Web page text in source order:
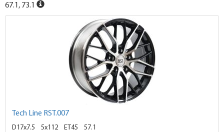
67.1, 73.1
Tech Line RST.007
D17x7.5 5x112 ET45
57.1